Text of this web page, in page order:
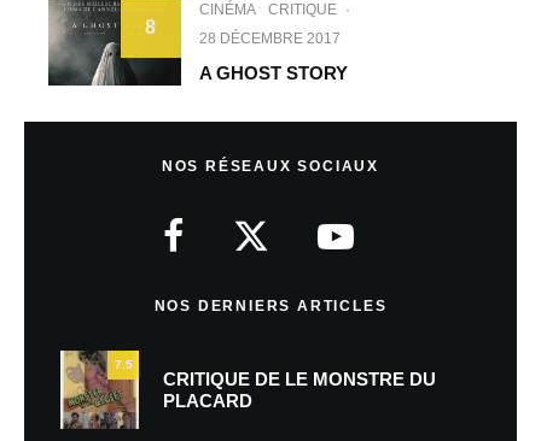
8
CINÉMA CRITIQUE ·
28 DÉCEMBRE 2017
A GHOST STORY
NOS RÉSEAUX SOCIAUX
NOS DERNIERS ARTICLES
7.5
CRITIQUE DE LE MONSTRE DU
PLACARD